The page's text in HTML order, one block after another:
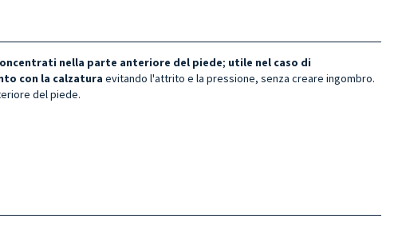
nella parte anteriore del piede; utile nel caso di
con la calzatura evitando l'attrito e la pressione, senza creare ingombro.
del piede.